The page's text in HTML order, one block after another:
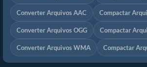
Converter Arquivos AAC Compactar
Converter Arquivos OGG Compactar
Converter Arquivos WMA Compactar